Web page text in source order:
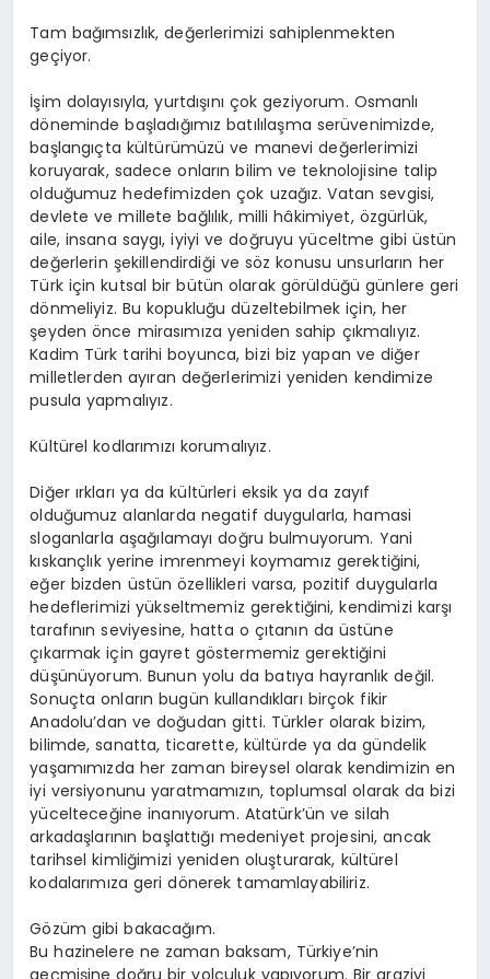
Tam bağımsızlık, değerlerimizi sahiplenmekten
geçiyor.
İşim dolayısıyla, yurtdışını çok geziyorum. Osmanlı
döneminde başladığımız batılılaşma serüvenimizde,
başlangıçta kültürümüzü ve manevi değerlerimizi
koruyarak, sadece onların bilim ve teknolojisine talip
olduğumuz hedefimizden çok uzağız. Vatan sevgisi,
devlete ve millete bağlılık, milli hâkimiyet, özgürlük,
aile, insana saygı, iyiyi ve doğruyu yüceltme gibi üstün
değerlerin şekillendirdiği ve söz konusu unsurların her
Türk için kutsal bir bütün olarak görüldüğü günlere geri
dönmeliyiz. Bu kopukluğu düzeltebilmek için, her
şeyden önce mirasımıza yeniden sahip çıkmalıyız.
Kadim Türk tarihi boyunca, bizi biz yapan ve diğer
milletlerden ayıran değerlerimizi yeniden kendimize
pusula yapmalıyız.
Kültürel kodlarımızı korumalıyız.
Diğer ırkları ya da kültürleri eksik ya da zayıf
olduğumuz alanlarda negatif duygularla, hamasi
sloganlarla aşağılamayı doğru bulmuyorum. Yani
kıskançlık yerine imrenmeyi koymamız gerektiğini,
eğer bizden üstün özellikleri varsa, pozitif duygularla
hedeflerimizi yükseltmemiz gerektiğini, kendimizi karşı
tarafının seviyesine, hatta o çıtanın da üstüne
çıkarmak için gayret göstermemiz gerektiğini
düşünüyorum. Bunun yolu da batıya hayranlık değil.
Sonuçta onların bugün kullandıkları birçok fikir
Anadolu’dan ve doğudan gitti. Türkler olarak bizim,
bilimde, sanatta, ticarette, kültürde ya da gündelik
yaşamımızda her zaman bireysel olarak kendimizin en
iyi versiyonunu yaratmamızın, toplumsal olarak da bizi
yücelteceğine inanıyorum. Atatürk’ün ve silah
arkadaşlarının başlattığı medeniyet projesini, ancak
tarihsel kimliğimizi yeniden oluşturarak, kültürel
kodalarımıza geri dönerek tamamlayabiliriz.
Gözüm gibi bakacağım.
Bu hazinelere ne zaman baksam, Türkiye’nin